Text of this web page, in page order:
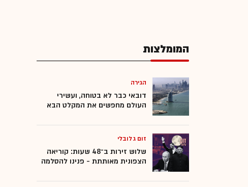
המומלצות
הגירה
דובאי כבר לא בטוחה, ועשירי
העולם מחפשים את המקלט הבא
זום גלובלי
שלוש זירות ב־48 שעות: קוריאה
הצפונית מאותתת - פנינו להסלמה